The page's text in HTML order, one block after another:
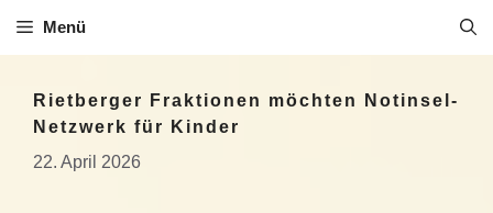
Inhalt
Menü
Rietberger Fraktionen möchten Notinsel-
Netzwerk für Kinder
22. April 2026